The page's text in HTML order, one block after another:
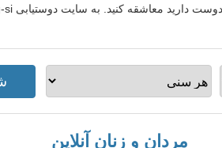
مردان و زنان آنلاین